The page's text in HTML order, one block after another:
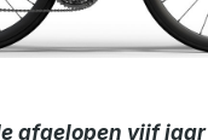
afgelopen vijf